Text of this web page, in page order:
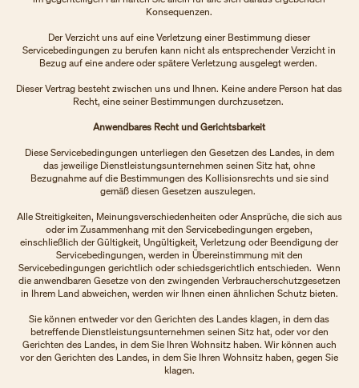
Konsequenzen.
Der Verzicht uns auf eine Verletzung einer Bestimmung dieser
Servicebedingungen zu berufen kann nicht als entsprechender Verzicht in
Bezug auf eine andere oder spätere Verletzung ausgelegt werden.
Dieser Vertrag besteht zwischen uns und Ihnen. Keine andere Person hat das
Recht, eine seiner Bestimmungen durchzusetzen.
Anwendbares Recht und Gerichtsbarkeit
Diese Servicebedingungen unterliegen den Gesetzen des Landes, in dem
das jeweilige Dienstleistungsunternehmen seinen Sitz hat, ohne
Bezugnahme auf die Bestimmungen des Kollisionsrechts und sie sind
gemäß diesen Gesetzen auszulegen.
Alle Streitigkeiten, Meinungsverschiedenheiten oder Ansprüche, die sich aus
oder im Zusammenhang mit den Servicebedingungen ergeben,
einschließlich der Gültigkeit, Ungültigkeit, Verletzung oder Beendigung der
Servicebedingungen, werden in Übereinstimmung mit den
Servicebedingungen gerichtlich oder schiedsgerichtlich entschieden. Wenn
die anwendbaren Gesetze von den zwingenden Verbraucherschutzgesetzen
in Ihrem Land abweichen, werden wir Ihnen einen ähnlichen Schutz bieten.
Sie können entweder vor den Gerichten des Landes klagen, in dem das
betreffende Dienstleistungsunternehmen seinen Sitz hat, oder vor den
Gerichten des Landes, in dem Sie Ihren Wohnsitz haben. Wir können auch
vor den Gerichten des Landes, in dem Sie Ihren Wohnsitz haben, gegen Sie
klagen.